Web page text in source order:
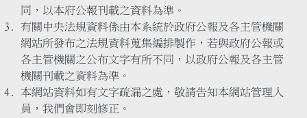
同，以本府公報刊載之資料為準。
有關中央法規資料係由本系統於政府公報及各主管機關
網站所發布之法規資料蒐集編排製作，若與政府公報或
各主管機關之公布文字有所不同，以政府公報及各主管
機關刊載之資料為準。
本網站資料如有文字疏漏之處，敬請告知本網站管理人
員，我們會即刻修正。